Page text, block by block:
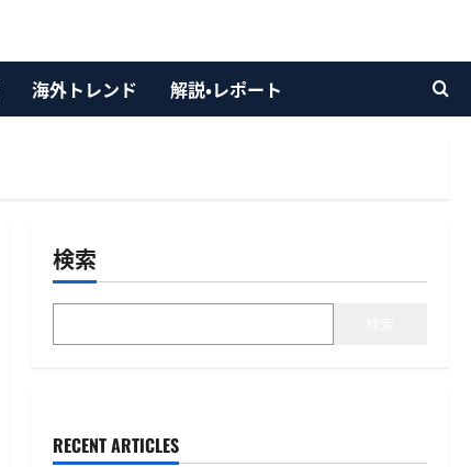
海外トレンド 解説・レポート
検索
RECENT ARTICLES